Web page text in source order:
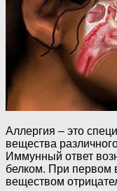
Аллергия – это
вещества
Иммунный ответ
белком. При первом
веществом